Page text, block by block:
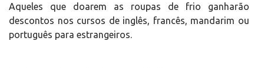
Aqueles que doarem as roupas de frio ganharão
descontos nos cursos de inglês, francês, mandarim ou
português para estrangeiros.